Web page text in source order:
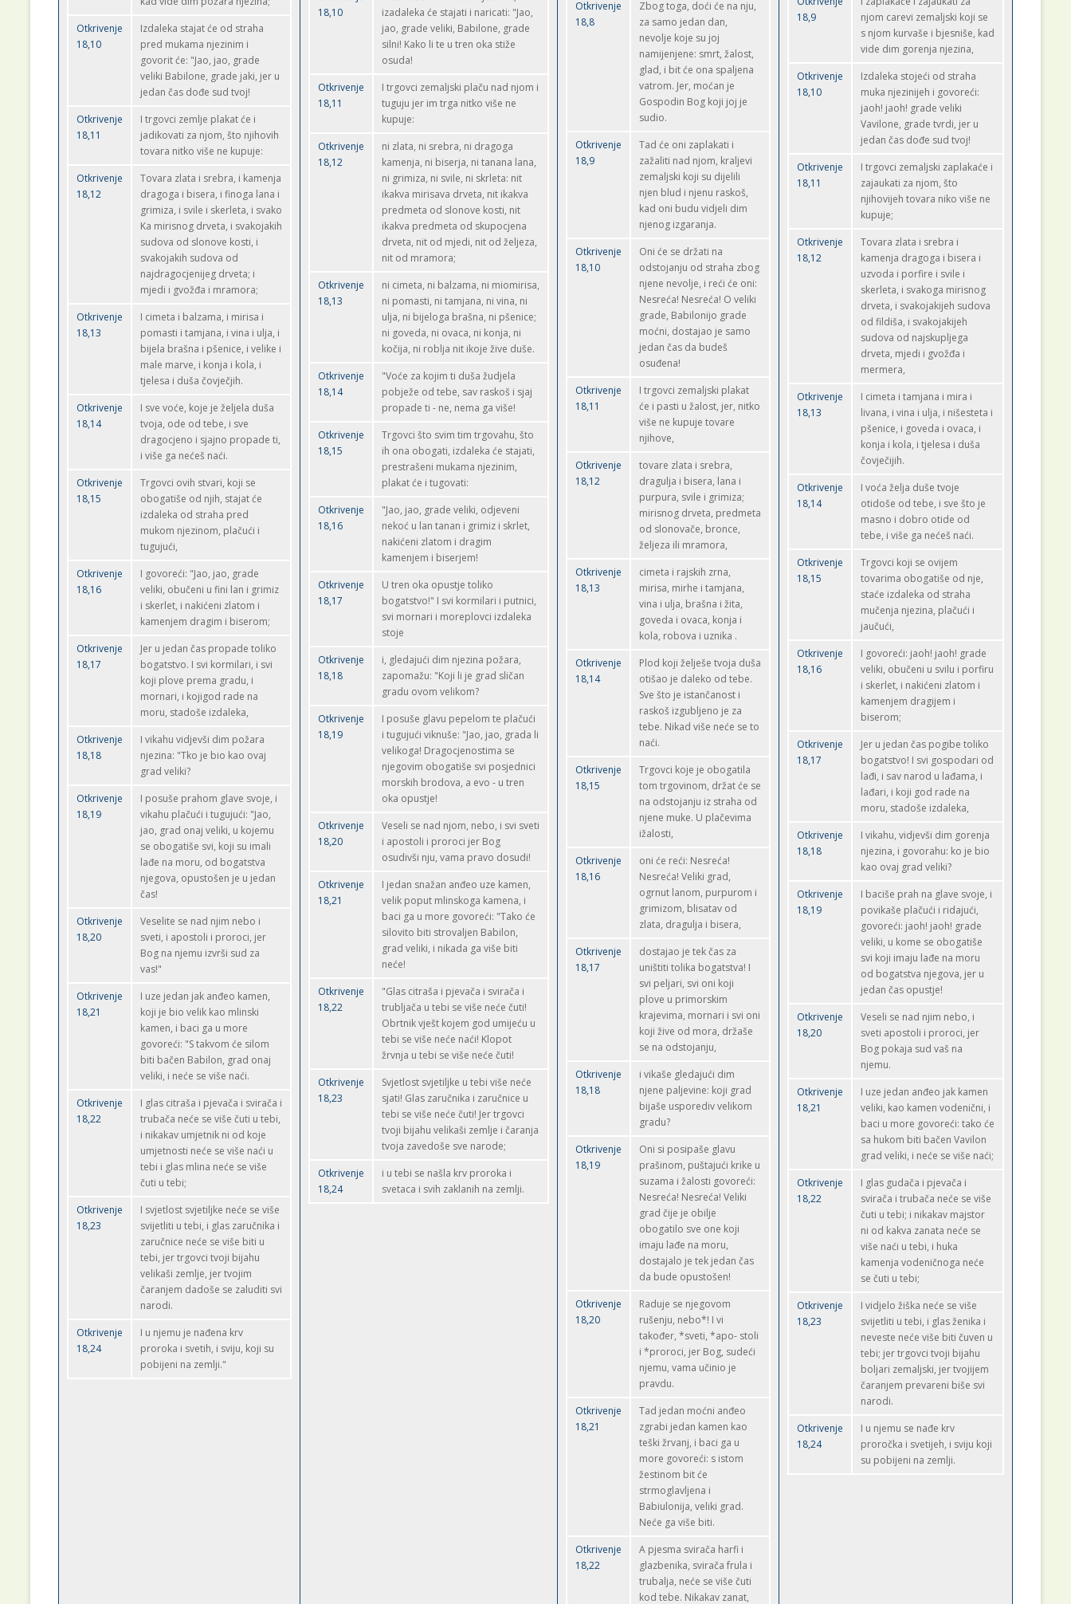
Otkrivenje
18,10
Izdaleka stajat će od straha
pred mukama njezinim i
govorit će: "Jao, jao, grade
veliki Babilone, grade jaki, jer u
jedan čas dođe sud tvoj!
Otkrivenje
18,11
I trgovci zemlje plakat će i
jadikovati za njom, što njihovih
tovara nitko više ne kupuje:
Otkrivenje
18,12
Tovara zlata i srebra, i kamenja
dragoga i bisera, i finoga lana i
grimiza, i svile i skerleta, i svako
Ka mirisnog drveta, i svakojakih
sudova od slonove kosti, i
svakojakih sudova od
najdragocjenijeg drveta; i
mjedi i gvožđa i mramora;
Otkrivenje
18,13
I cimeta i balzama, i mirisa i
pomasti i tamjana, i vina i ulja, i
bijela brašna i pšenice, i velike i
male marve, i konja i kola, i
tjelesa i duša čovječjih.
Otkrivenje
18,14
I sve voće, koje je željela duša
tvoja, ode od tebe, i sve
dragocjeno i sjajno propade ti,
i više ga nećeš naći.
Otkrivenje
18,15
Trgovci ovih stvari, koji se
obogatiše od njih, stajat će
izdaleka od straha pred
mukom njezinom, plačući i
tugujući,
Otkrivenje
18,16
I govoreći: "Jao, jao, grade
veliki, obučeni u fini lan i grimiz
i skerlet, i nakićeni zlatom i
kamenjem dragim i biserom;
Otkrivenje
18,17
Jer u jedan čas propade toliko
bogatstvo. I svi kormilari, i svi
koji plove prema gradu, i
mornari, i kojigod rade na
moru, stadoše izdaleka,
Otkrivenje
18,18
I vikahu vidjevši dim požara
njezina: "Tko je bio kao ovaj
grad veliki?
Otkrivenje
18,19
I posuše prahom glave svoje, i
vikahu plačući i tugujući: "Jao,
jao, grad onaj veliki, u kojemu
se obogatiše svi, koji su imali
lađe na moru, od bogatstva
njegova, opustošen je u jedan
čas!
Otkrivenje
18,20
Veselite se nad njim nebo i
sveti, i apostoli i proroci, jer
Bog na njemu izvrši sud za
vas!"
Otkrivenje
18,21
I uze jedan jak anđeo kamen,
koji je bio velik kao mlinski
kamen, i baci ga u more
govoreći: "S takvom će silom
biti bačen Babilon, grad onaj
veliki, i neće se više naći.
Otkrivenje
18,22
I glas citraša i pjevača i svirača i
trubača neće se više čuti u tebi,
i nikakav umjetnik ni od koje
umjetnosti neće se više naći u
tebi i glas mlina neće se više
čuti u tebi;
Otkrivenje
18,23
I svjetlost svjetiljke neće se više
svijetliti u tebi, i glas zaručnika i
zaručnice neće se više biti u
tebi, jer trgovci tvoji bijahu
velikaši zemlje, jer tvojim
čaranjem dadoše se zaluditi svi
narodi.
Otkrivenje
18,24
I u njemu je nađena krv
proroka i svetih, i sviju, koji su
pobijeni na zemlji."
18,10
izadaleka će stajati i naricati: "Jao,
jao, grade veliki, Babilone, grade
silni! Kako li te u tren oka stiže
osuda!
Otkrivenje
18,11
I trgovci zemaljski plaču nad njom i
tuguju jer im trga nitko više ne
kupuje:
Otkrivenje
18,12
ni zlata, ni srebra, ni dragoga
kamenja, ni biserja, ni tanana lana,
ni grimiza, ni svile, ni skrleta: nit
ikakva mirisava drveta, nit ikakva
predmeta od slonove kosti, nit
ikakva predmeta od skupocjena
drveta, nit od mjedi, nit od željeza,
nit od mramora;
Otkrivenje
18,13
ni cimeta, ni balzama, ni miomirisa,
ni pomasti, ni tamjana, ni vina, ni
ulja, ni bijeloga brašna, ni pšenice;
ni goveda, ni ovaca, ni konja, ni
kočija, ni roblja nit ikoje žive duše.
Otkrivenje
18,14
"Voće za kojim ti duša žudjela
pobježe od tebe, sav raskoš i sjaj
propade ti - ne, nema ga više!
Otkrivenje
18,15
Trgovci što svim tim trgovahu, što
ih ona obogati, izdaleka će stajati,
prestrašeni mukama njezinim,
plakat će i tugovati:
Otkrivenje
18,16
"Jao, jao, grade veliki, odjeveni
nekoć u lan tanan i grimiz i skrlet,
nakićeni zlatom i dragim
kamenjem i biserjem!
Otkrivenje
18,17
U tren oka opustje toliko
bogatstvo!" I svi kormilari i putnici,
svi mornari i moreplovci izdaleka
stoje
Otkrivenje
18,18
i, gledajući dim njezina požara,
zapomažu: "Koji li je grad sličan
gradu ovom velikom?
Otkrivenje
18,19
I posuše glavu pepelom te plačući
i tugujući viknuše: "Jao, jao, grada li
velikoga! Dragocjenostima se
njegovim obogatiše svi posjednici
morskih brodova, a evo - u tren
oka opustje!
Otkrivenje
18,20
Veseli se nad njom, nebo, i svi sveti
i apostoli i proroci jer Bog
osudivši nju, vama pravo dosudi!
Otkrivenje
18,21
I jedan snažan anđeo uze kamen,
velik poput mlinskoga kamena, i
baci ga u more govoreći: "Tako će
silovito biti strovaljen Babilon,
grad veliki, i nikada ga više biti
neće!
Otkrivenje
18,22
"Glas citraša i pjevača i svirača i
trubljača u tebi se više neće čuti!
Obrtnik vješt kojem god umijeću u
tebi se više neće naći! Klopot
žrvnja u tebi se više neće čuti!
Otkrivenje
18,23
Svjetlost svjetiljke u tebi više neće
sjati! Glas zaručnika i zaručnice u
tebi se više neće čuti! Jer trgovci
tvoji bijahu velikaši zemlje i čaranja
tvoja zavedoše sve narode;
Otkrivenje
18,24
i u tebi se našla krv proroka i
svetaca i svih zaklanih na zemlji.
Otkrivenje
18,8
Zbog toga, doći će na nju,
za samo jedan dan,
nevolje koje su joj
namijenjene: smrt, žalost,
glad, i bit će ona spaljena
vatrom. Jer, moćan je
Gospodin Bog koji joj je
sudio.
Otkrivenje
18,9
Tad će oni zaplakati i
zažaliti nad njom, kraljevi
zemaljski koji su dijelili
njen blud i njenu raskoš,
kad oni budu vidjeli dim
njenog izgaranja.
Otkrivenje
18,10
Oni će se držati na
odstojanju od straha zbog
njene nevolje, i reći će oni:
Nesreća! Nesreća! O veliki
grade, Babilonijo grade
moćni, dostajao je samo
jedan čas da budeš
osuđena!
Otkrivenje
18,11
I trgovci zemaljski plakat
će i pasti u žalost, jer, nitko
više ne kupuje tovare
njihove,
Otkrivenje
18,12
tovare zlata i srebra,
dragulja i bisera, lana i
purpura, svile i grimiza;
mirisnog drveta, predmeta
od slonovače, bronce,
željeza ili mramora,
Otkrivenje
18,13
cimeta i rajskih zrna,
mirisa, mirhe i tamjana,
vina i ulja, brašna i žita,
goveda i ovaca, konja i
kola, robova i uznika .
Otkrivenje
18,14
Plod koji želješe tvoja duša
otišao je daleko od tebe.
Sve što je istančanost i
raskoš izgubljeno je za
tebe. Nikad više neće se to
naći.
Otkrivenje
18,15
Trgovci koje je obogatila
tom trgovinom, držat će se
na odstojanju iz straha od
njene muke. U plačevima
ižalosti,
Otkrivenje
18,16
oni će reći: Nesreća!
Nesreća! Veliki grad,
ogrnut lanom, purpurom i
grimizom, blisatav od
zlata, dragulja i bisera,
Otkrivenje
18,17
dostajao je tek čas za
uništiti tolika bogatstva! I
svi peljari, svi oni koji
plove u primorskim
krajevima, mornari i svi oni
koji žive od mora, držaše
se na odstojanju,
Otkrivenje
18,18
i vikaše gledajući dim
njene paljevine: koji grad
bijaše usporediv velikom
gradu?
Otkrivenje
18,19
Oni si posipaše glavu
prašinom, puštajući krike u
suzama i žalosti govoreći:
Nesreća! Nesreća! Veliki
grad čije je obilje
obogatilo sve one koji
imaju lađe na moru,
dostajalo je tek jedan čas
da bude opustošen!
Otkrivenje
18,20
Raduje se njegovom
rušenju, nebo*! I vi
također, *sveti, *apo- stoli
i *proroci, jer Bog, sudeći
njemu, vama učinio je
pravdu.
Otkrivenje
18,21
Tad jedan moćni anđeo
zgrabi jedan kamen kao
teški žrvanj, i baci ga u
more govoreći: s istom
žestinom bit će
strmoglavljena i
Babiulonija, veliki grad.
Neće ga više biti.
Otkrivenje
18,22
A pjesma svirača harfi i
glazbenika, svirača frula i
trubalja, neće se više čuti
kod tebe. Nikakav zanat,
18,9
njom carevi zemaljski koji se
s njom kurvaše i bjesniše, kad
vide dim gorenja njezina,
Otkrivenje
18,10
Izdaleka stojeći od straha
muka njezinijeh i govoreći:
jaoh! jaoh! grade veliki
Vavilone, grade tvrdi, jer u
jedan čas dođe sud tvoj!
Otkrivenje
18,11
I trgovci zemaljski zaplakaće i
zajaukati za njom, što
njihovijeh tovara niko više ne
kupuje;
Otkrivenje
18,12
Tovara zlata i srebra i
kamenja dragoga i bisera i
uzvoda i porfire i svile i
skerleta, i svakoga mirisnog
drveta, i svakojakijeh sudova
od fildiša, i svakojakijeh
sudova od najskupljega
drveta, mjedi i gvožđa i
mermera,
Otkrivenje
18,13
I cimeta i tamjana i mira i
livana, i vina i ulja, i nišesteta i
pšenice, i goveda i ovaca, i
konja i kola, i tjelesa i duša
čovječijih.
Otkrivenje
18,14
I voća želja duše tvoje
otidoše od tebe, i sve što je
masno i dobro otide od
tebe, i više ga nećeš naći.
Otkrivenje
18,15
Trgovci koji se ovijem
tovarima obogatiše od nje,
staće izdaleka od straha
mučenja njezina, plačući i
jaučući,
Otkrivenje
18,16
I govoreći: jaoh! jaoh! grade
veliki, obučeni u svilu i porfiru
i skerlet, i nakićeni zlatom i
kamenjem dragijem i
biserom;
Otkrivenje
18,17
Jer u jedan čas pogibe toliko
bogatstvo! I svi gospodari od
lađi, i sav narod u lađama, i
lađari, i koji god rade na
moru, stadoše izdaleka,
Otkrivenje
18,18
I vikahu, vidjevši dim gorenja
njezina, i govorahu: ko je bio
kao ovaj grad veliki?
Otkrivenje
18,19
I baciše prah na glave svoje, i
povikaše plačući i ridajući,
govoreći: jaoh! jaoh! grade
veliki, u kome se obogatiše
svi koji imaju lađe na moru
od bogatstva njegova, jer u
jedan čas opustje!
Otkrivenje
18,20
Veseli se nad njim nebo, i
sveti apostoli i proroci, jer
Bog pokaja sud vaš na
njemu.
Otkrivenje
18,21
I uze jedan anđeo jak kamen
veliki, kao kamen vodenični, i
baci u more govoreći: tako će
sa hukom biti bačen Vavilon
grad veliki, i neće se više naći;
Otkrivenje
18,22
I glas gudača i pjevača i
svirača i trubača neće se više
čuti u tebi; i nikakav majstor
ni od kakva zanata neće se
više naći u tebi, i huka
kamenja vodeničnoga neće
se čuti u tebi;
Otkrivenje
18,23
I vidjelo žiška neće se više
svijetliti u tebi, i glas ženika i
neveste neće više biti čuven u
tebi; jer trgovci tvoji bijahu
boljari zemaljski, jer tvojijem
čaranjem prevareni biše svi
narodi.
Otkrivenje
18,24
I u njemu se nađe krv
proročka i svetijeh, i sviju koji
su pobijeni na zemlji.